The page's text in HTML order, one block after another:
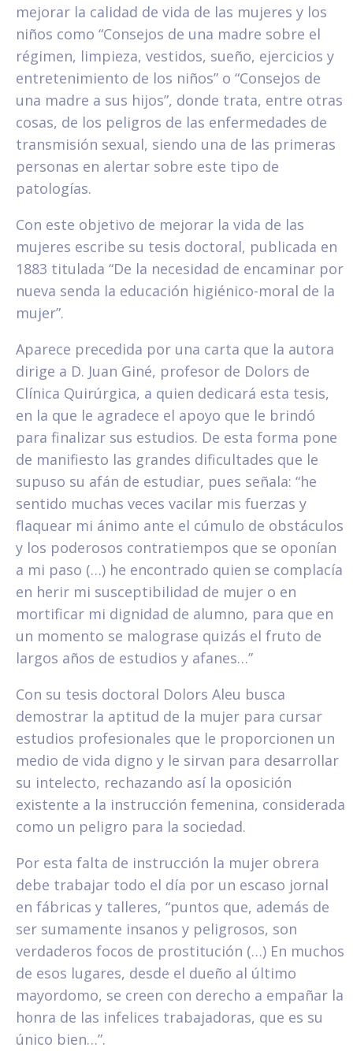
mejorar la calidad de vida de las mujeres y los
niños como “Consejos de una madre sobre el
régimen, limpieza, vestidos, sueño, ejercicios y
entretenimiento de los niños” o “Consejos de
una madre a sus hijos”, donde trata, entre otras
cosas, de los peligros de las enfermedades de
transmisión sexual, siendo una de las primeras
personas en alertar sobre este tipo de
patologías.
Con este objetivo de mejorar la vida de las
mujeres escribe su tesis doctoral, publicada en
1883 titulada “De la necesidad de encaminar por
nueva senda la educación higiénico-moral de la
mujer”.
Aparece precedida por una carta que la autora
dirige a D. Juan Giné, profesor de Dolors de
Clínica Quirúrgica, a quien dedicará esta tesis,
en la que le agradece el apoyo que le brindó
para finalizar sus estudios. De esta forma pone
de manifiesto las grandes dificultades que le
supuso su afán de estudiar, pues señala: “he
sentido muchas veces vacilar mis fuerzas y
flaquear mi ánimo ante el cúmulo de obstáculos
y los poderosos contratiempos que se oponían
a mi paso (…) he encontrado quien se complacía
en herir mi susceptibilidad de mujer o en
mortificar mi dignidad de alumno, para que en
un momento se malograse quizás el fruto de
largos años de estudios y afanes…”
Con su tesis doctoral Dolors Aleu busca
demostrar la aptitud de la mujer para cursar
estudios profesionales que le proporcionen un
medio de vida digno y le sirvan para desarrollar
su intelecto, rechazando así la oposición
existente a la instrucción femenina, considerada
como un peligro para la sociedad.
Por esta falta de instrucción la mujer obrera
debe trabajar todo el día por un escaso jornal
en fábricas y talleres, “puntos que, además de
ser sumamente insanos y peligrosos, son
verdaderos focos de prostitución (…) En muchos
de esos lugares, desde el dueño al último
mayordomo, se creen con derecho a empañar la
honra de las infelices trabajadoras, que es su
único bien…”.